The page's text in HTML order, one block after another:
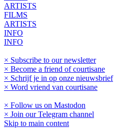
ARTISTS
FILMS
ARTISTS
INFO
INFO
× Subscribe to our newsletter
× Become a friend of courtisane
× Schrijf je in op onze nieuwsbrief
× Word vriend van courtisane
× Follow us on Mastodon
× Join our Telegram channel
Skip to main content